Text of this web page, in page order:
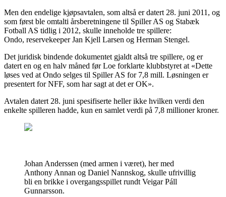
Men den endelige kjøpsavtalen, som altså er datert 28. juni 2011, og
som først ble omtalti årsberetningene til Spiller AS og Stabæk
Fotball AS tidlig i 2012, skulle inneholde tre spillere:
Ondo, reservekeeper Jan Kjell Larsen og Herman Stengel.
Det juridisk bindende dokumentet gjaldt altså tre spillere, og er
datert en og en halv måned før Loe forklarte klubbstyret at «Dette
løses ved at Ondo selges til Spiller AS for 7,8 mill. Løsningen er
presentert for NFF, som har sagt at det er OK».
Avtalen datert 28. juni spesifiserte heller ikke hvilken verdi den
enkelte spilleren hadde, kun en samlet verdi på 7,8 millioner kroner.
Johan Anderssen (med armen i været), her med
Anthony Annan og Daniel Nannskog, skulle ufrivillig
bli en brikke i overgangsspillet rundt Veigar Páll
Gunnarsson.